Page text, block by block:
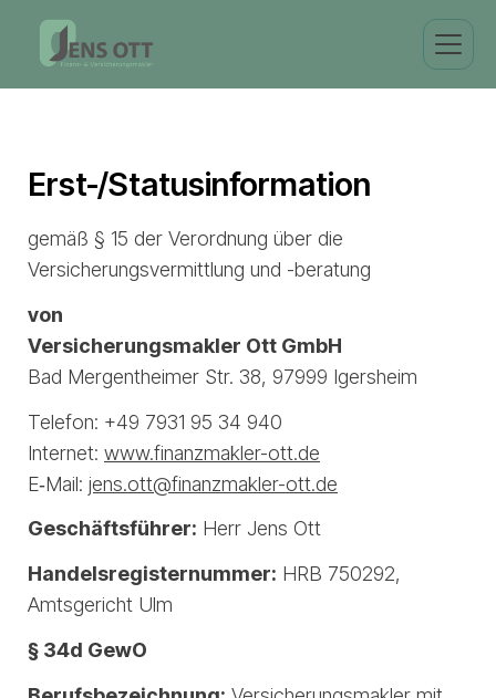
Erst-/Statusinformation
gemäß § 15 der Verordnung über die
Versicherungsvermittlung und -beratung
von
Versicherungsmakler Ott GmbH
Bad Mergentheimer Str. 38, 97999 Igersheim
Telefon: +49 7931 95 34 940
Internet: www.finanzmakler-ott.de
E‑Mail: jens.ott@finanzmakler-ott.de
Geschäftsführer: Herr Jens Ott
Handelsregisternummer: HRB 750292,
Amtsgericht Ulm
§ 34d GewO